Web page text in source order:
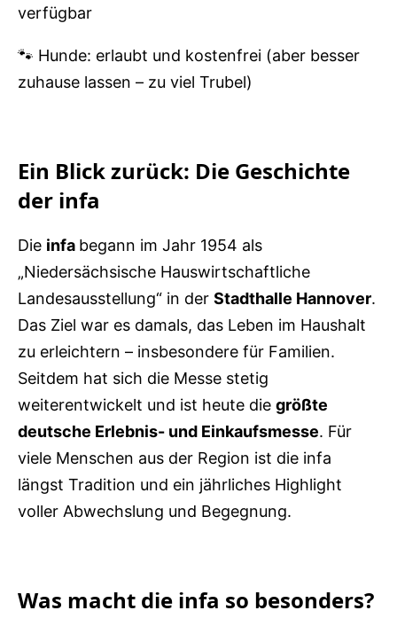
verfügbar
🐾 Hunde: erlaubt und kostenfrei (aber besser
zuhause lassen – zu viel Trubel)
Ein Blick zurück: Die Geschichte
der infa
Die infa begann im Jahr 1954 als
„Niedersächsische Hauswirtschaftliche
Landesausstellung“ in der Stadthalle Hannover.
Das Ziel war es damals, das Leben im Haushalt
zu erleichtern – insbesondere für Familien.
Seitdem hat sich die Messe stetig
weiterentwickelt und ist heute die größte
deutsche Erlebnis- und Einkaufsmesse. Für
viele Menschen aus der Region ist die infa
längst Tradition und ein jährliches Highlight
voller Abwechslung und Begegnung.
Was macht die infa so besonders?